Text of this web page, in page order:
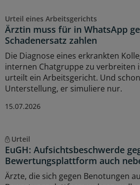
Urteil eines Arbeitsgerichts
Ärztin muss für in WhatsApp
Schadenersatz zahlen
Die Diagnose eines erkrankten
internen Chatgruppe zu verbreiten
urteilt ein Arbeitsgericht. Und
Unterstellung, er simuliere nur.
15.07.2026
Urteil
EuGH: Aufsichtsbeschwerde
Bewertungsplattform auch
Ärzte, die sich gegen Benotungen